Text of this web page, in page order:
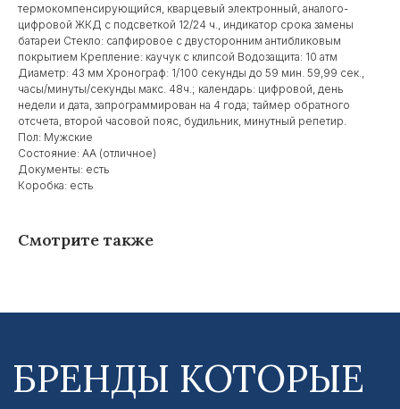
термокомпенсирующийся, кварцевый электронный, аналого-
цифровой ЖКД с подсветкой 12/24 ч., индикатор срока замены
батареи Стекло: сапфировое с двусторонним антибликовым
покрытием Крепление: каучук с клипсой Водозащита: 10 атм
Диаметр: 43 мм Хронограф: 1/100 секунды до 59 мин. 59,99 сек.,
часы/минуты/секунды макс. 48ч.; календарь: цифровой, день
недели и дата, запрограммирован на 4 года; таймер обратного
отсчета, второй часовой пояс, будильник, минутный репетир.
Пол: Мужские
Состояние: AA (отличное)
Документы: есть
Коробка: есть
Смотрите также
БРЕНДЫ КОТОРЫЕ
МЫ ПРОДАЕМ
Все права защищены